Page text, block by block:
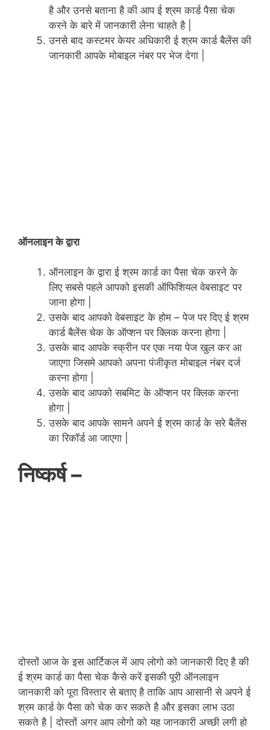
है और उनसे बताना है की आप ई श्रम कार्ड पैसा चेक
करने के बारे में जानकारी लेना चाहते है |
उनसे बाद कस्टमर केयर अधिकारी ई श्रम कार्ड बैलेंस की
जानकारी आपके मोबाइल नंबर पर भेज देगा |
ऑनलाइन के द्वारा
ऑनलाइन के द्वारा ई श्रम कार्ड का पैसा चेक करने के
लिए सबसे पहले आपको इसकी ऑफिशियल वेबसाइट पर
जाना होगा |
उसके बाद आपको वेबसाइट के होम – पेज पर दिए ई श्रम
कार्ड बैलेंस चेक के ऑप्शन पर क्लिक करना होगा |
उसके बाद आपके स्क्रीन पर एक नया पेज खुल कर आ
जाएगा जिसमे आपको अपना पंजीकृत मोबाइल नंबर दर्ज
करना होगा |
उसके बाद आपको सबमिट के ऑप्शन पर क्लिक करना
होगा |
उसके बाद आपके सामने अपने ई श्रम कार्ड के सरे बैलेंस
का रिकॉर्ड आ जाएगा |
निष्कर्ष –
दोस्तों आज के इस आर्टिकल में आप लोगो को जानकारी दिए है की
ई श्रम कार्ड का पैसा चेक कैसे करें इसकी पूरी ऑनलाइन
जानकारी को पूरा विस्तार से बताए है ताकि आप आसानी से अपने ई
श्रम कार्ड के पैसा को चेक कर सकते है और इसका लाभ उठा
सकते है | दोस्तों अगर आप लोगो को यह जानकारी अच्छी लगी हो